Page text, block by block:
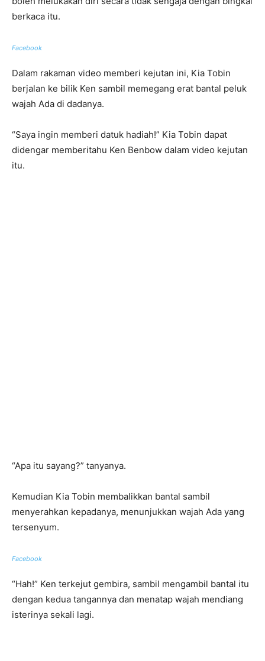
berkaca itu.
Facebook
Dalam rakaman video memberi kejutan ini, Kia Tobin
berjalan ke bilik Ken sambil memegang erat bantal peluk
wajah Ada di dadanya.
“Saya ingin memberi datuk hadiah!” Kia Tobin dapat
didengar memberitahu Ken Benbow dalam video kejutan
itu.
“Apa itu sayang?” tanyanya.
Kemudian Kia Tobin membalikkan bantal sambil
menyerahkan kepadanya, menunjukkan wajah Ada yang
tersenyum.
Facebook
“Hah!” Ken terkejut gembira, sambil mengambil bantal itu
dengan kedua tangannya dan menatap wajah mendiang
isterinya sekali lagi.